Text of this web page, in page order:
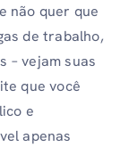
não quer que
de trabalho,
– vejam suas
que você
e
apenas